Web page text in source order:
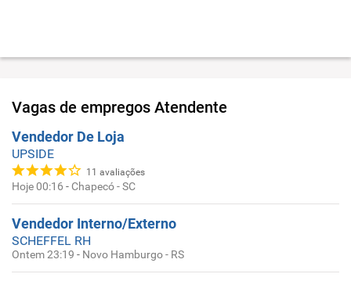
Vagas de empregos Atendente
Vendedor De Loja
UPSIDE
11 avaliações
Hoje 00:16 - Chapecó - SC
Vendedor Interno/Externo
SCHEFFEL RH
Ontem 23:19 - Novo Hamburgo - RS